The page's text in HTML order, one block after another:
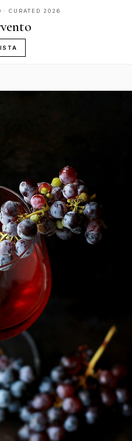
· CURATED 2026
vento